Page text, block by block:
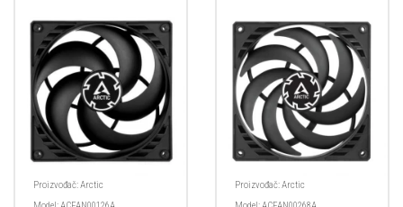
Proizvođač:Arctic
Proizvođač:Arctic